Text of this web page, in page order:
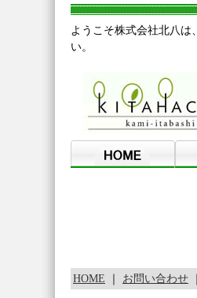
ようこそ株式会社北八は
い。
HOME お問い合わせ